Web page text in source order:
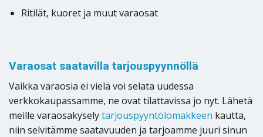
Ritilät, kuoret ja muut varaosat
Varaosat saatavilla tarjouspyynnöllä
Vaikka varaosia ei vielä voi selata uudessa
verkkokaupassamme, ne ovat tilattavissa jo nyt. Lähetä
meille varaosakyselytarjouspyyntölomakkeen kautta,
niin selvitämme saatavuuden ja tarjoamme juuri sinun